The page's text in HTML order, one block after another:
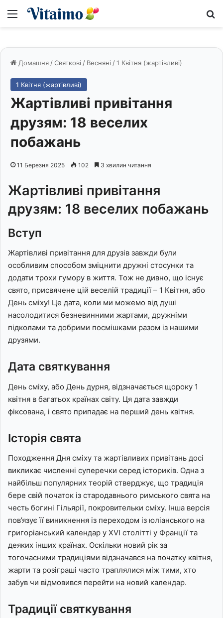
Меню
Домашня /Святкові / Весняні /1 Квітня (жартівливі)
1 Квітня (жартівливі)
Жартівливі привітання
друзям: 18 веселих
побажань
11 Березня 2025 102 3 хвилин читання
Жартівливі привітання
друзям: 18 веселих побажань
Вступ
Жартівливі привітання для друзів завжди були
особливим способом зміцнити дружні стосунки та
додати трохи гумору в життя. Тож не дивно, що існує
свято, присвячене цій веселій традиції – 1 Квітня, або
День сміху! Це дата, коли ми можемо від душі
насолодитися безневинними жартами, дружніми
підколами та добрими посмішками разом із нашими
друзями.
Дата святкування
День сміху, або День дурня, відзначається щороку 1
квітня в багатьох країнах світу. Ця дата завжди
фіксована, і свято припадає на перший день квітня.
Історія свята
Походження Дня сміху та жартівливих привітань досі
викликає численні суперечки серед істориків. Одна з
найбільш популярних теорій стверджує, що традиція
бере свій початок із стародавнього римського свята на
честь богині Гільярії, покровительки сміху. Інша версія
пов’язує її виникнення із переходом із юліанського на
григоріанський календар у XVI столітті у Франції та
деяких інших країнах. Оскільки новий рік за
тогочасними традиціями відзначався на початку квітня,
жарти та розіграші часто траплялися між тими, хто
забув чи відмовився перейти на новий календар.
Традиції святкування